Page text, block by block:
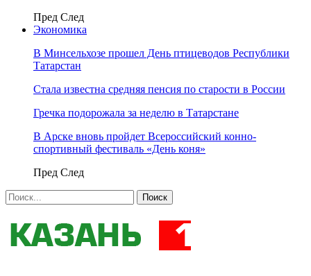
Пред След
Экономика
В Минсельхозе прошел День птицеводов Республики
Татарстан
Стала известна средняя пенсия по старости в России
Гречка подорожала за неделю в Татарстане
В Арске вновь пройдет Всероссийский конно-
спортивный фестиваль «День коня»
Пред След